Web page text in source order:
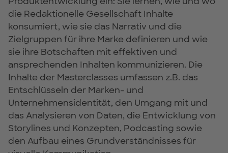
die Redaktionelle Gesellschaft Inhalte
konsumiert, wie sie das Narrativ und die
Zielgruppen für ihre Marke definieren und wie
sie ihre Botschaften mit effektiven und
ansprechenden Inhalten kommunizieren. Die
Inhalte der Masterclasses umfassen z.B. das
Entschlüsseln der Marken- und
Unternehmensidentität, den Umgang mit und
das Analysieren von Daten, die Entwicklung von
Storylines und Konzepten, Podcasting sowie
den Aufbau eines Grundverständnisses für